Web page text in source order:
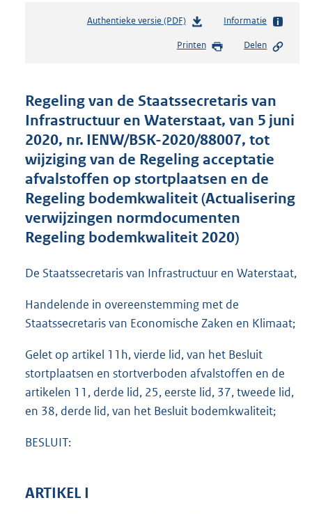
Authentieke versie (PDF)b
s
d
s
g
o
o
t
e
:
,
Informatie
Printen Delen
Regeling van de Staatssecretaris van
Infrastructuur en Waterstaat, van 5 juni
2020, nr. IENW/BSK-2020/88007, tot
wijziging van de Regeling acceptatie
afvalstoffen op stortplaatsen en de
Regeling bodemkwaliteit (Actualisering
verwijzingen normdocumenten
Regeling bodemkwaliteit 2020)
De Staatssecretaris van Infrastructuur en Waterstaat,
Handelende in overeenstemming met de
Staatssecretaris van Economische Zaken en Klimaat;
Gelet op artikel 11h, vierde lid, van het Besluit
stortplaatsen en stortverboden afvalstoffen en de
artikelen 11, derde lid, 25, eerste lid, 37, tweede lid,
en 38, derde lid, van het Besluit bodemkwaliteit;
BESLUIT:
ARTIKEL I